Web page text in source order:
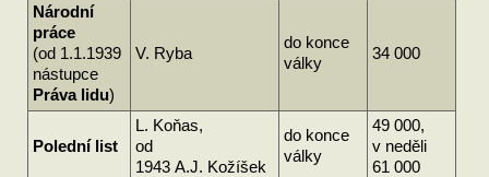
Národní
práce
(od 1.1.1939
nástupce
Práva lidu)
V. Ryba
do konce
války
34 000
Polední list
L. Koňas,
od
1943 A.J. Kožíšek
do konce
války
49 000,
v neděli
61 000